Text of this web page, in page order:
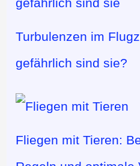
Turbulenzen im
gefährlich sind sie?
Fliegen mit Tieren: